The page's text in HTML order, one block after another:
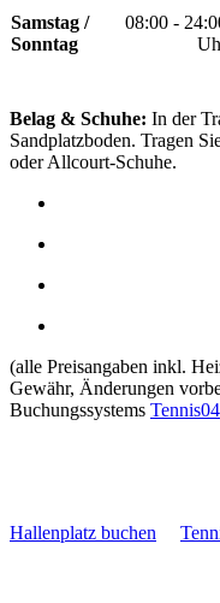
Samstag /
Sonntag
08:00 -
Belag & Schuhe: In der
Sandplatzboden. Tragen
oder Allcourt-Schuhe.
(alle Preisangaben inkl.
Gewähr, Änderungen
Buchungssystems Tennis04
Hallenplatz buchen